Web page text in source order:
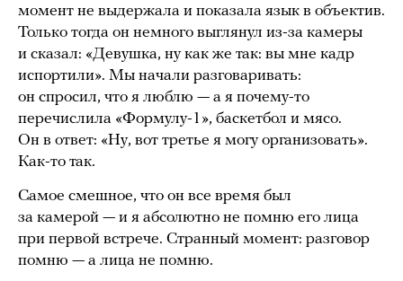
момент не выдержала и показала язык в объектив.
Только тогда он немного выглянул из-за камеры
и сказал: «Девушка, ну как же так: вы мне кадр
испортили». Мы начали разговаривать:
он спросил, что я люблю — а я почему-то
перечислила «Формулу-1», баскетбол и мясо.
Он в ответ: «Ну, вот третье я могу организовать».
Как-то так.
Самое смешное, что он все время был
за камерой — и я абсолютно не помню его лица
при первой встрече. Странный момент: разговор
помню — а лица не помню.